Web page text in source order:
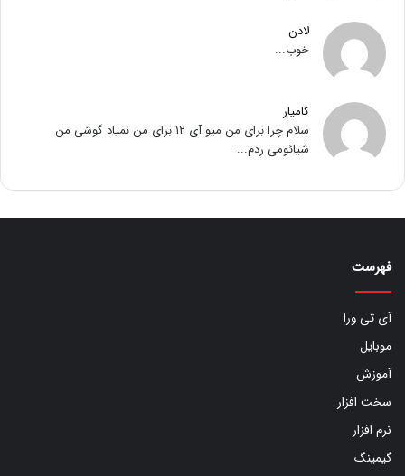
لادن
خوب...
کامیار
سلام چرا برای من میو آی ۱۲ برای من نمیاد گوشی من
شیائومی ردم...
فهرست
آی تی ورا
موبایل
آموزش
سخت افزار
نرم افزار
گیمینگ